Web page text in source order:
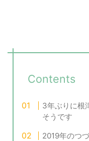
Contents
3年ぶりに根
そうです
2019年のつ